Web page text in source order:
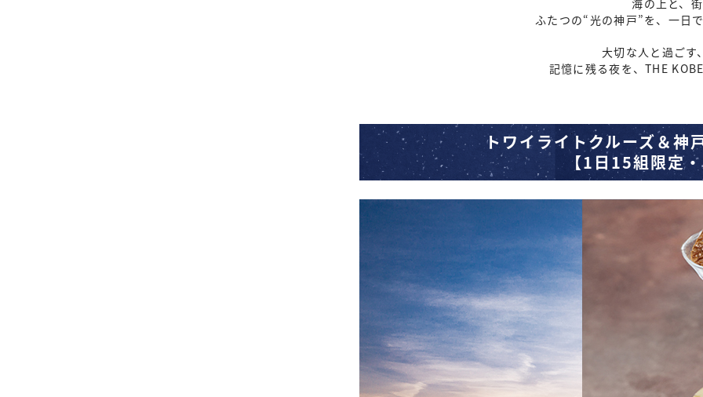
海の上と、
ふたつの“光の神戸”を、一日
大切な人と過ごす
記憶に残る夜を、THE
トワイライトクルーズ＆神
【1日15組限定